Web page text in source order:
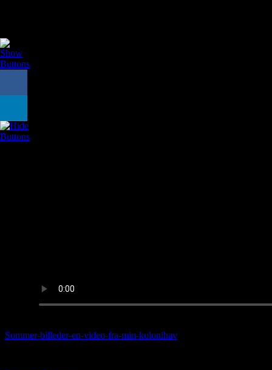
Sommer-billeder-en-video-fra-min-kolonihav